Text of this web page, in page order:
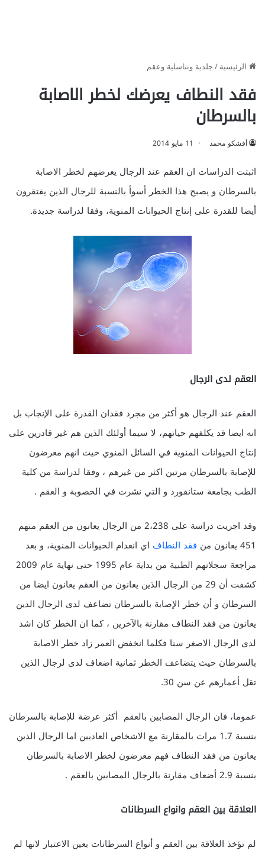
الرئيسية/جلدية وتناسلية وعقم
فقد النطاف يعرضك لخطر الاصابة
بالسرطان
أفشكو محمد 11 مايو 2014
اثبتت الدراسات ان العقم عند الرجال يعرضهم لخطر الاصابة
بالسرطان و يصبح هذا الخطر أسوأ بالنسبة للرجال الذين يفتقرون
أيضا للقدرة على إنتاج الحيوانات المنوية، وفقا لدراسة جديدة.
العقم لدى الرجال
العقم عند الرجال هو أكثر من مجرد فقدان القدرة على الإنجاب بل
انه ايضا قد يكلفهم حياتهم، لا سيما أولئك الذين هم غير قادرين على
إنتاج الحيوانات المنوية في السائل المنوي حيث انهم معرضون
للإصابة بالسرطان مرتين اكثر من غيرهم ، وفقا لدراسة من كلية
الطب بجامعة ستانفورد و التي نشرت في الخصوبة و العقم .
وقد اجريت دراسة على 2،238 من الرجال يعانون من العقم منهم
451 يعانون من
فقد النطاف اي انعدام الحيوانات المنوية، و بعد
مراجعة سجلاتهم الطبية من بداية عام 1995 حتى نهاية عام 2009
كشفت أن 29 من الرجال الذين يعانون من العقم يعانون ايضا من
السرطان و أن خطر الإصابة بالسرطان تضاعف لدى الرجال الذين
يعانون من فقد النطاف مقارنة بالآخرين ، كما ان الخطر كان اشد
لدى الرجال الاصغر سنا فكلما انخفض العمر زاد خطر الاصابة
بالسرطان حيث يتضاعف الخطر ثمانية اضعاف لدى لرجال الذين
تقل أعمارهم عن سن 30.
عموما، فان الرجال المصابين بالعقم أكثر عرضة للإصابة بالسرطان
بنسبة 1.7 مرات بالمقارنة مع الاشخاص العاديين اما الرجال الذين
يعانون من فقد النطاف فهم معرضون لخطر الاصابة بالسرطان
بنسبة 2.9 أضعاف مقارنة بالرجال المصابين بالعقم .
العلاقة بين العقم وانواع السرطانات
لم تؤخذ العلاقة بين العقم و أنواع السرطانات بعين الاعتبار لانها لم